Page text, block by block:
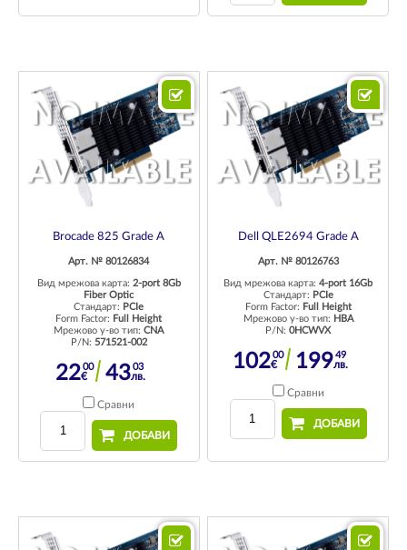
Brocade 825 Grade A
Арт. № 80126834
Вид мрежова карта: 2-port 8Gb
Fiber Optic
Стандарт: PCIe
Form Factor: Full Height
Мрежово у-во тип:CNA
P/N: 571521-002
2200
€ 4303
лв.
Сравни
ДОБАВИ
Dell QLE2694 Grade A
Арт. № 80126763
Вид мрежова карта:4-port 16Gb
Стандарт: PCIe
Form Factor: Full Height
Мрежово у-во тип: HBA
P/N:0HCWVX
10200
€ 19949
лв.
Сравни
ДОБАВИ